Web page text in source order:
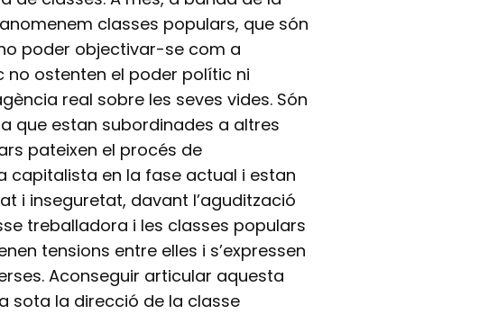
classes populars, que són
poder objectivar-se com a
ostenten el poder polític ni
real sobre les seves vides. Són
que estan subordinades a altres
pateixen el procés de
capitalista en la fase actual i estan
i inseguretat, davant l’agudització
treballadora i les classes populars
tensions entre elles i s’expressen
Aconseguir articular aquesta
sota la direcció de la classe